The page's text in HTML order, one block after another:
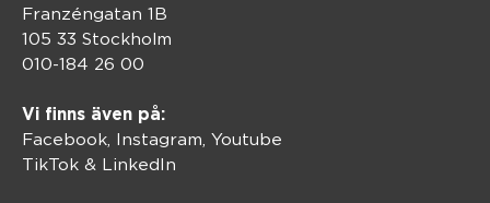
Franzéngatan 1B
105 33 Stockholm
010-184 26 00
Vi finns även på:
Facebook, Instagram Youtube
TikTok & LinkedIn